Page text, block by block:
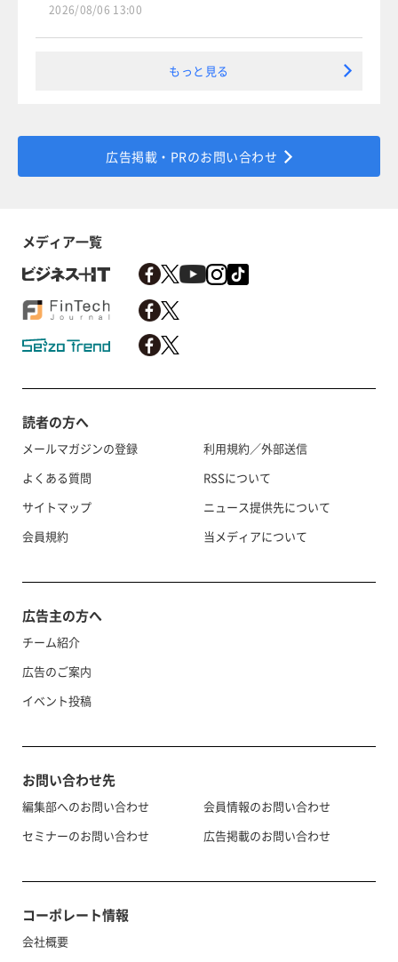
2026/08/06 13:00
もっと見る
広告掲載・PRのお問い合わせ
メディア一覧
読者の方へ
メールマガジンの登録
よくある質問
サイトマップ
会員規約
利用規約／外部送信
RSSについて
ニュース提供先について
当メディアについて
広告主の方へ
チーム紹介
広告のご案内
イベント投稿
お問い合わせ先
編集部へのお問い合わせ
セミナーのお問い合わせ
会員情報のお問い合わせ
広告掲載のお問い合わせ
コーポレート情報
会社概要